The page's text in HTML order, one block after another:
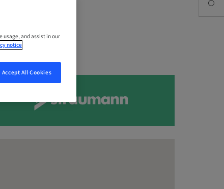
usage, and assist in our
notice
Accept All Cookies